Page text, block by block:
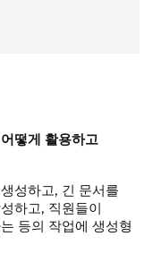
떻게 활용하고
성하고, 긴 문서를
하고, 직원들이
등의 작업에 생성형